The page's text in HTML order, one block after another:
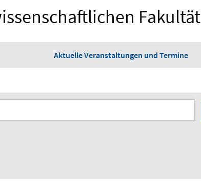
Fakultät
Aktuelle Veranstaltungen und Termine